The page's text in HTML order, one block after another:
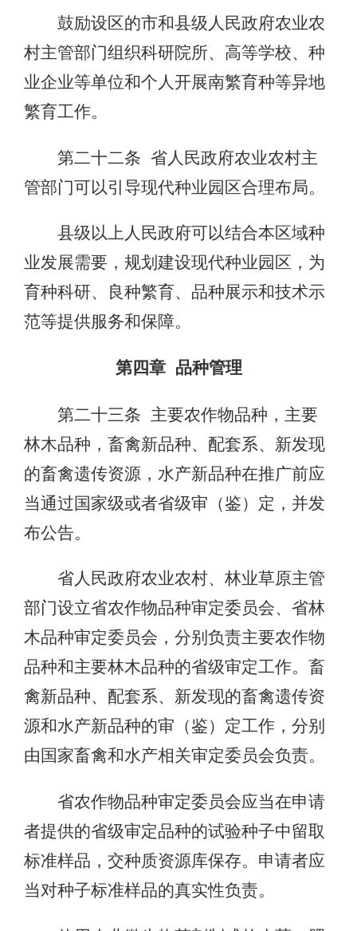
鼓励设区的市和县级人民政府农业农
村主管部门组织科研院所、高等学校、种
业企业等单位和个人开展南繁育种等异地
繁育工作。
第二十二条 省人民政府农业农村主
管部门可以引导现代种业园区合理布局。
县级以上人民政府可以结合本区域种
业发展需要，规划建设现代种业园区，为
育种科研、良种繁育、品种展示和技术示
范等提供服务和保障。
第四章 品种管理
第二十三条 主要农作物品种，主要
林木品种，畜禽新品种、配套系、新发现
的畜禽遗传资源，水产新品种在推广前应
当通过国家级或者省级审（鉴）定，并发
布公告。
省人民政府农业农村、林业草原主管
部门设立省农作物品种审定委员会、省林
木品种审定委员会，分别负责主要农作物
品种和主要林木品种的省级审定工作。畜
禽新品种、配套系、新发现的畜禽遗传资
源和水产新品种的审（鉴）定工作，分别
由国家畜禽和水产相关审定委员会负责。
省农作物品种审定委员会应当在申请
者提供的省级审定品种的试验种子中留取
标准样品，交种质资源库保存。申请者应
当对种子标准样品的真实性负责。